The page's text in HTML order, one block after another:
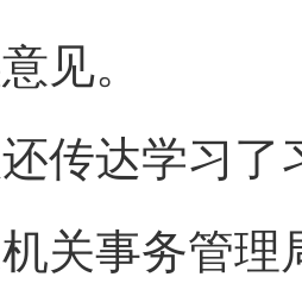
见。
达学习了
关事务管理